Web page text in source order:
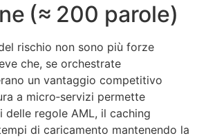
(≈ 200 parole)
rischio non sono più forze
che, se orchestrate
un vantaggio competitivo
a micro‑servizi permette
delle regole AML, il caching
di caricamento mantenendo la